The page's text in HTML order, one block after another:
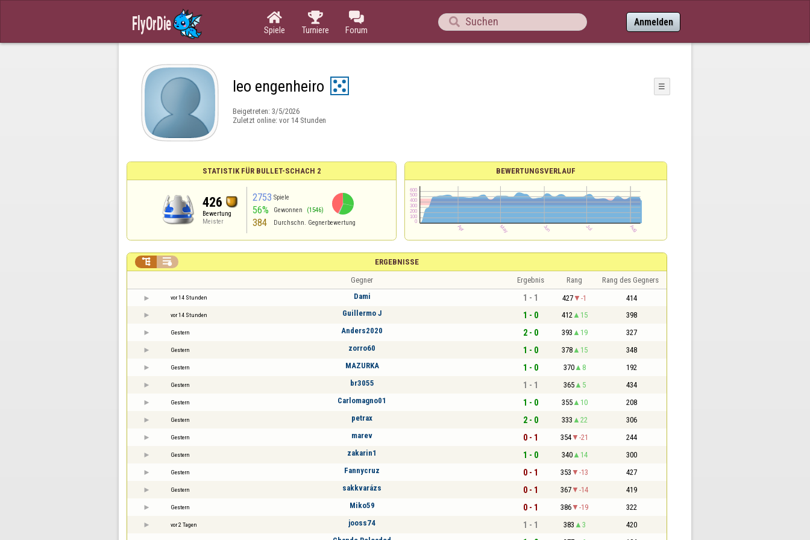

Spiele

Turniere

Forum
 Anmelden
leo engenheiro ☰
Beigetreten: 3/5/2026
Zuletzt online: vor 14 Stunden
STATISTIK FÜR BULLET-SCHACH 2
426
Bewertung
Meister
2753 Spiele
56% Gewonnen (1546)
384 Durchschn. Gegnerbewertung
BEWERTUNGSVERLAUF
ERGEBNISSE
 
Gegner Ergebnis Rang Rang des Gegners
vor 14 Stunden Dami 1 - 1 427 -1 414
vor 14 Stunden Guillermo J 1 - 0 412 15 398
Gestern Anders2020 2 - 0 393 19 327
Gestern zorro60 1 - 0 378 15 348
Gestern MAZURKA 1 - 0 370 8 192
Gestern br3055 1 - 1 365 5 434
Gestern Carlomagno01 1 - 0 355 10 208
Gestern petrax 2 - 0 333 22 306
Gestern marev 0 - 1 354 -21 244
Gestern zakarin1 1 - 0 340 14 300
Gestern Fannycruz 0 - 1 353 -13 427
Gestern sakkvarázs 0 - 1 367 -14 419
Gestern Miko59 0 - 1 386 -19 322
vor 2 Tagen jooss74 1 - 1 383 3 420